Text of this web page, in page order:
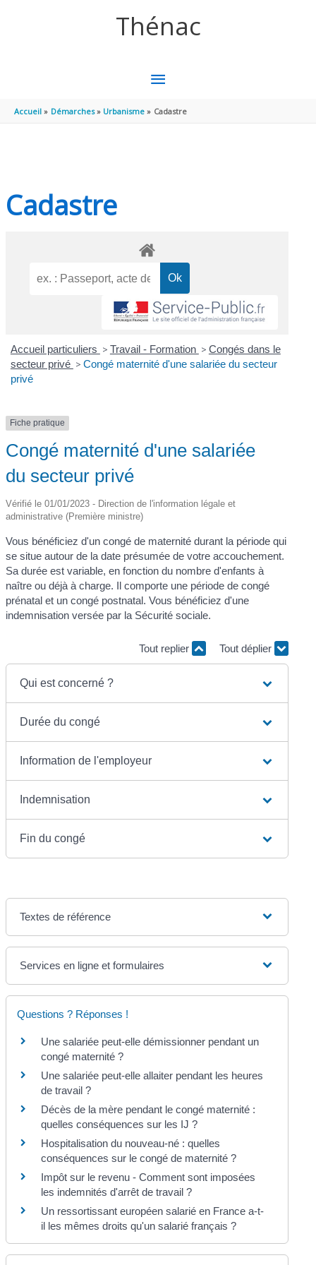
Thénac
MENU
PRINCIPAL
Accueil Démarches Urbanisme Cadastre
Cadastre
Accueil particuliers > Travail - Formation > Congés dans le
secteur privé > Congé maternité d'une salariée du secteur
privé
Fiche pratique
Congé maternité d'une salariée
du secteur privé
Vérifié le 01/01/2023 - Direction de l'information légale et
administrative (Première ministre)
Vous bénéficiez d'un congé de maternité durant la période qui
se situe autour de la date présumée de votre accouchement.
Sa durée est variable, en fonction du nombre d'enfants à
naître ou déjà à charge. Il comporte une période de congé
prénatal et un congé postnatal. Vous bénéficiez d'une
indemnisation versée par la Sécurité sociale.
Tout replier Tout déplier
Qui est concerné ?
Durée du congé
Information de l'employeur
Indemnisation
Fin du congé
Textes de référence
Services en ligne et formulaires
Questions ? Réponses !
Une salariée peut-elle démissionner pendant un
congé maternité ?
Une salariée peut-elle allaiter pendant les heures
de travail ?
Décès de la mère pendant le congé maternité :
quelles conséquences sur les IJ ?
Hospitalisation du nouveau-né : quelles
conséquences sur le congé de maternité ?
Impôt sur le revenu - Comment sont imposées
les indemnités d'arrêt de travail ?
Un ressortissant européen salarié en France a-t-
il les mêmes droits qu'un salarié français ?